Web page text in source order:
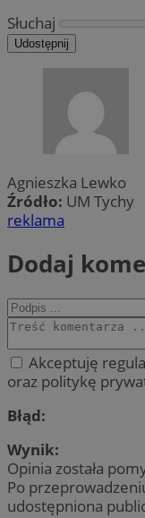
Słuchaj
Udostępnij
Agnieszka Lewko
Źródło: UM Tychy
reklama
Dodaj
Akceptuję
oraz politykę
Błąd:
Wynik:
Opinia została
Po
udostępniona